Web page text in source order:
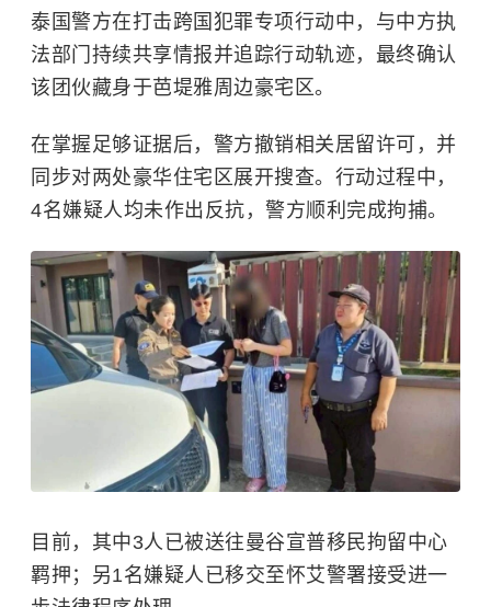
泰国警方在打击跨国犯罪专项行动中，与中方执
法部门持续共享情报并追踪行动轨迹，最终确认
该团伙藏身于芭堤雅周边豪宅区。
在掌握足够证据后，警方撤销相关居留许可，并
同步对两处豪华住宅区展开搜查。行动过程中，
4名嫌疑人均未作出反抗，警方顺利完成拘捕。
目前，其中3人已被送往曼谷宣普移民拘留中心
羁押；另1名嫌疑人已移交至怀艾警署接受进一